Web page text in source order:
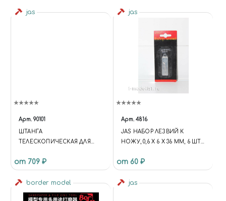
jas
Арт. 90101
ШТАНГА
ТЕЛЕСКОПИЧЕСКАЯ ДЛЯ
ВАЛОМ, JAS 90101
от 709 ₽
jas
Арт. 4816
JAS НАБОР ЛЕЗВИЙ К
НОЖУ, 0,6 Х 6 Х 36 ММ, 6 ШТ./
от 60 ₽
border model jas